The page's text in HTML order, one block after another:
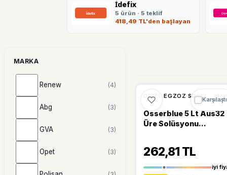
İdefix
5 ürün · 5 teklif
418,49 TL'den başlayan
MARKA
Renew (4)
Abg (3)
GVA (3)
Opet (3)
%53 🔥
DIZEL EGZOZ SIVISI
Osserblue 5 Lt Aus32
Üre Solüsyonu
Araçlar İçin)
262,81 TL
iyi